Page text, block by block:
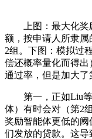
上图：最大化奖
额，按申请人所隶
2组。下图：模拟过
偿还概率量化而得
通过率，但是加大了
第一，正如Liu等
体）有时会对（第2
奖励智能体更低的
们发放的贷款。这导